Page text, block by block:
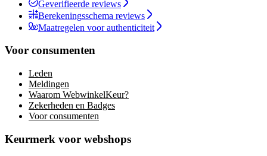
Geverifieerde reviews
Berekeningsschema reviews
Maatregelen voor authenticiteit
Voor consumenten
Leden
Meldingen
Waarom WebwinkelKeur?
Zekerheden en Badges
Voor consumenten
Keurmerk voor webshops